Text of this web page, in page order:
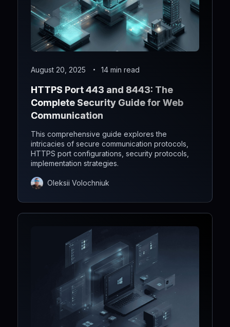
August 20, 2025 14 min read
HTTPS Port 443 and 8443: The
Complete Security Guide for Web
Communication
This comprehensive guide explores the
intricacies of secure communication protocols,
HTTPS port configurations, security protocols,
implementation strategies.
Oleksii Volochniuk